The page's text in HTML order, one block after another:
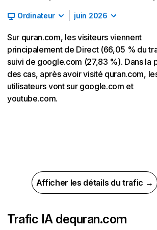
Ordinateur juin 2026
Sur quran.com, les visiteurs viennent
principalement de Direct (66,05 % du
suivi de google.com (27,83 %). Dans la
des cas, après avoir visité quran.com,
utilisateurs vont sur google.com et
youtube.com.
Afficher les détails du trafic →
Trafic IA dequran.com